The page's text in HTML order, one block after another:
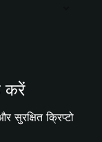
करें
सुरक्षित क्रिप्टो